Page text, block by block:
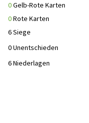
0Gelb-Rote Karten
0Rote Karten
6 Siege
0 Unentschieden
6 Niederlagen